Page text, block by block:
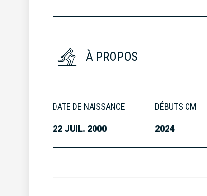
À PROPOS
DATE DE NAISSANCE
22 JUIL. 2000
DÉBUTS CM
2024